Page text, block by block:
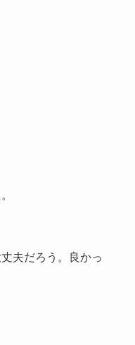
夫だろう。良かっ